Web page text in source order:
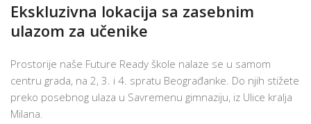
Ekskluzivna lokacija sa zasebnim
ulazom za učenike
Prostorije naše Future Ready škole nalaze se u samom
centru grada, na 2, 3. i 4. spratu Beograđanke. Do njih stižete
preko posebnog ulaza u Savremenu gimnaziju, iz Ulice kralja
Milana.